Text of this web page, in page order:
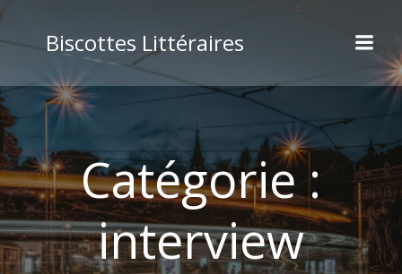
au
contenu
Biscottes Littéraires
Catégorie :
interview